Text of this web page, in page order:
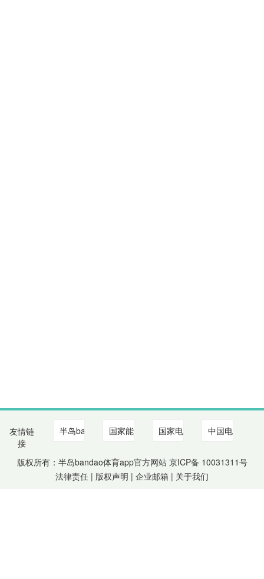
友情链
接
版权所有：半岛bandao体育app官方网站 京ICP备 10031311号
法律责任 | 版权声明 | 企业邮箱 | 关于我们